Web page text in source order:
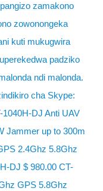
zamakono
zowonongeka
kuti mukugwira
padziko
ndi malonda.
cha Skype:
DJ Anti UAV
Jammer up to 300m
2.4Ghz 5.8Ghz
DJ $ 980.00 CT-
GPS 5.8Ghz